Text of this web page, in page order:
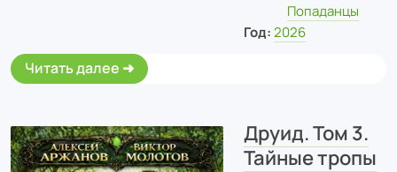
Попаданцы
Год: 2026
Читать далее
Друид. Том 3.
Тайные тропы